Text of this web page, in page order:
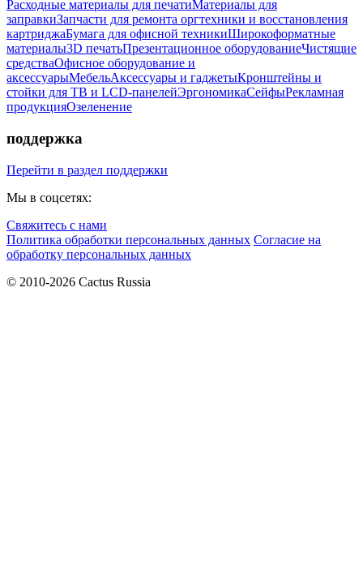
Расходные материалы для печатиМатериалы для
заправкиЗапчасти для ремонта оргтехники и восстановления
картриджаБумага для офисной техникиШирокоформатные
материалы3D печатьПрезентационное оборудованиеЧистящие
средстваОфисное оборудование и
аксессуарыМебельАксессуары и гаджетыКронштейны и
стойки для ТВ и LCD-панелейЭргономикаСейфыРекламная
продукцияОзеленение
поддержка
Перейти в раздел поддержки
Мы в соцсетях:
Свяжитесь с нами
Политика обработки персональных данных Согласие на
обработку персональных данных
© 2010-2026 Cactus Russia